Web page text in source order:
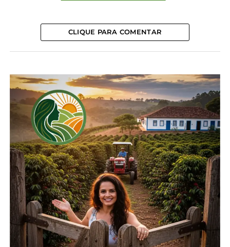
Apesar de terem recuado em dezembro pelo
segundo mês consecutivo, as importações
lácteos no último bimestre de 2025. No ano, foram
adquiridos 2,21 bilhões de litros em equivalente
leite, apenas 5,9% a menos que em 2024, ano de
importações recordes. Além disso, os embarques
recuaram 31,6% em 2025, para 67,58 milhões de
litros em equivalente leite.
Nesse contexto, as negociações de lácteos entre
indústrias e canais de distribuição continuaram
pressionadas em dezembro. Levantamento
realizado pelo Cepea com apoio da OCB
(Organização das Cooperativas Brasileiras) mostra
que, em dezembro, as médias da muçarela, do leite
UHT e do leite em pó caíram 1,38%, 6,67% e 0,79%,
CLIQUE PARA COMENTAR